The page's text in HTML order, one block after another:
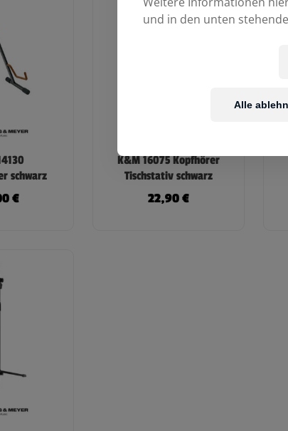
schwarz
€
K&M 16075 Kopfhörer
Tischstativ schwarz
22,90€
und in den unten
Alle